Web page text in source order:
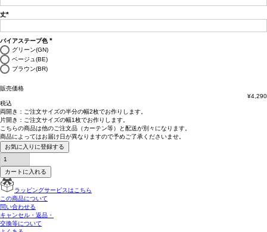
須)
丈
須)
バイアステープ色
グリーン(GN)
ベージュ(BE)
ブラウン(BR)
販売価格
¥4,290
税込
両開き： ご注文サイズの半分の幅2枚でお作りします。
片開き： ご注文サイズの幅1枚でお作りします。
こちらの商品は他のご注文品（カーテン等）と配送が別々 になります。
商品によってはお届け日が異なりますので予めご了承くださいませ。
お気に入りに登録する
カートに入れる
ラッピングサービスはこちら
この商品について
問い合わせる
キャンセル・返品・
交換等について